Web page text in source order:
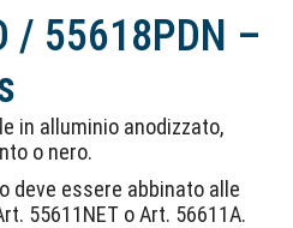
/ 55618PDN –
in alluminio anodizzato,
o nero.
deve essere abbinato alle
55611NET o Art. 56611A.